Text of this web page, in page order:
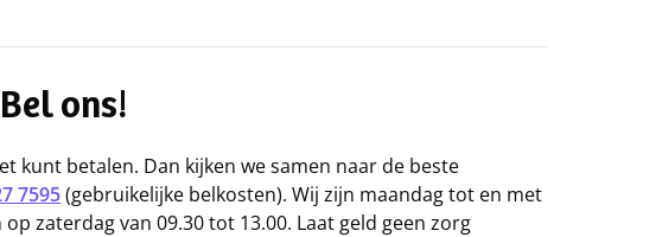
ons!
kunt betalen. Dan kijken we samen naar de beste
7595(gebruikelijke belkosten). Wij zijn maandag tot en met
zaterdag van 09.30 tot 13.00. Laat geld geen zorg